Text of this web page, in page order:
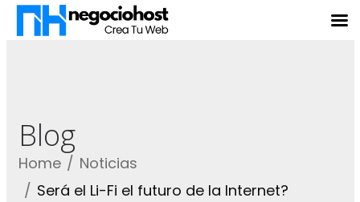
Blog
Home
Noticias
Será el Li-Fi el futuro de la Internet?